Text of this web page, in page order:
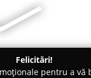
Felicitări!
pentru a vă